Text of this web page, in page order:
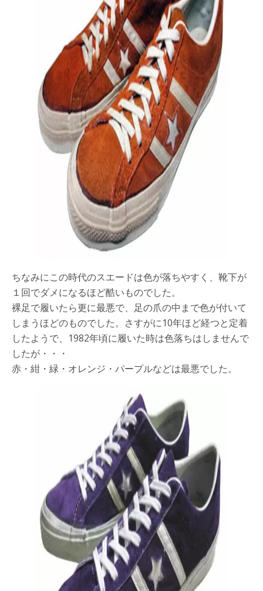
ちなみにこの時代のスエードは色が落ちやすく、靴下が
１回でダメになるほど酷いものでした。
裸足で履いたら更に最悪で、足の爪の中まで色が付いて
しまうほどのものでした。さすがに10年ほど経つと定着
したようで、1982年頃に履いた時は色落ちはしませんで
したが・・・
赤・紺・緑・オレンジ・パープルなどは最悪でした。